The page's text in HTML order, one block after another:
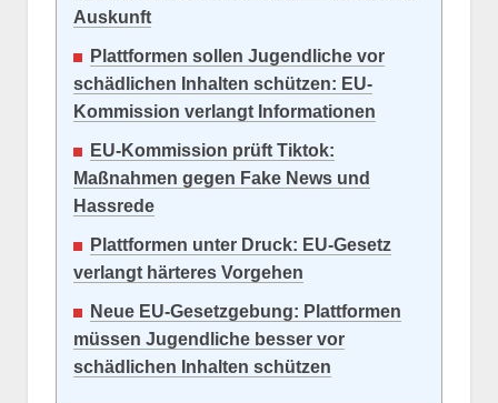
Auskunft
Plattformen sollen Jugendliche vor
schädlichen Inhalten schützen: EU-
Kommission verlangt Informationen
EU-Kommission prüft Tiktok:
Maßnahmen gegen Fake News und
Hassrede
Plattformen unter Druck: EU-Gesetz
verlangt härteres Vorgehen
Neue EU-Gesetzgebung: Plattformen
müssen Jugendliche besser vor
schädlichen Inhalten schützen